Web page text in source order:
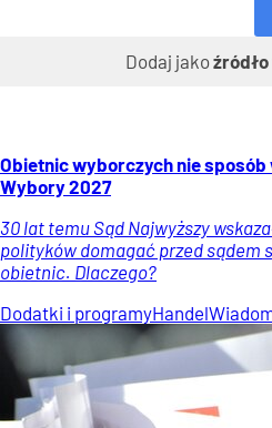
Dodaj jakoźródło
Obietnic wyborczych nie
Wybory 2027
30 lat temu Sąd Najwyższy
polityków domagać przed sądem
obietnic. Dlaczego?
Dodatki i programyHandel